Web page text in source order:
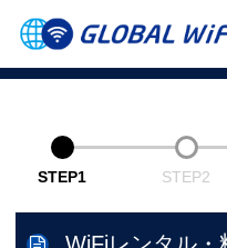
STEP1 STEP2